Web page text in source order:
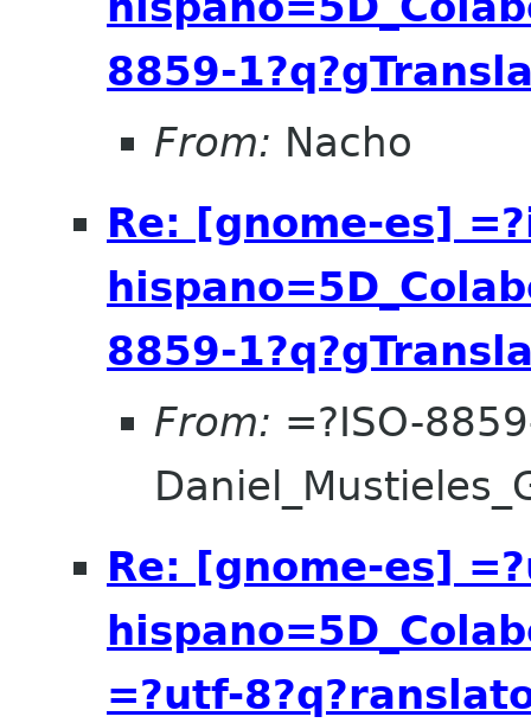
8859-
From: Nacho
Re: [gnome-es]
8859-
From: =?ISO-
Re: [gnome-es]
=?utf-